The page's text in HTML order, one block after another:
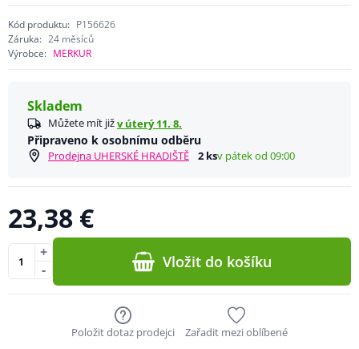
Kód produktu: P156626
Záruka: 24 měsíců
Výrobce: MERKUR
Skladem
Můžete mít jižv úterý 11. 8.
Připraveno k osobnímu odběru
Prodejna UHERSKÉ HRADIŠTĚ 2 ksv pátek od 09:00
23,38 €
-
+ Vložit do košíku
Položit dotaz prodejci Zařadit mezi oblíbené